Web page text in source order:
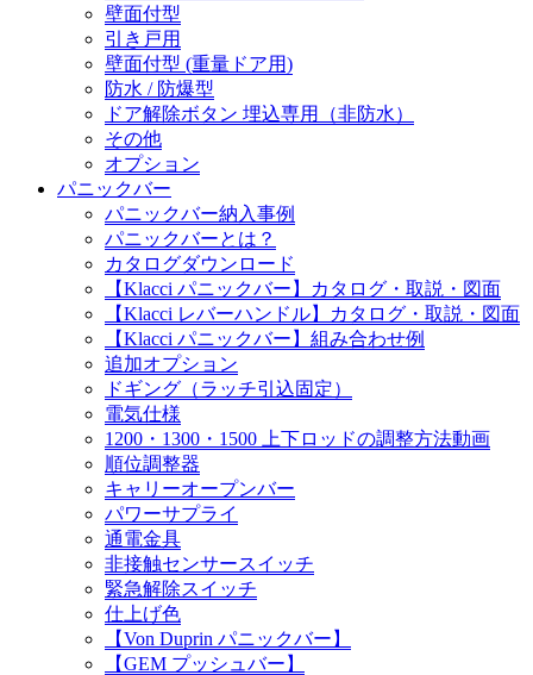
壁面付型
引き戸用
壁面付型 (重量ドア用)
防水 / 防爆型
ドア解除ボタン 埋込専用（非防水）
その他
オプション
パニックバー
パニックバー納入事例
パニックバーとは？
カタログダウンロード
【Klacci パニックバー】カタログ・取説・図面
【Klacci レバーハンドル】カタログ・取説・図面
【Klacci パニックバー】組み合わせ例
追加オプション
ドギング（ラッチ引込固定）
電気仕様
1200・1300・1500 上下ロッドの調整方法動画
順位調整器
キャリーオープンバー
パワーサプライ
通電金具
非接触センサースイッチ
緊急解除スイッチ
仕上げ色
【Von Duprin パニックバー】
【GEM プッシュバー】